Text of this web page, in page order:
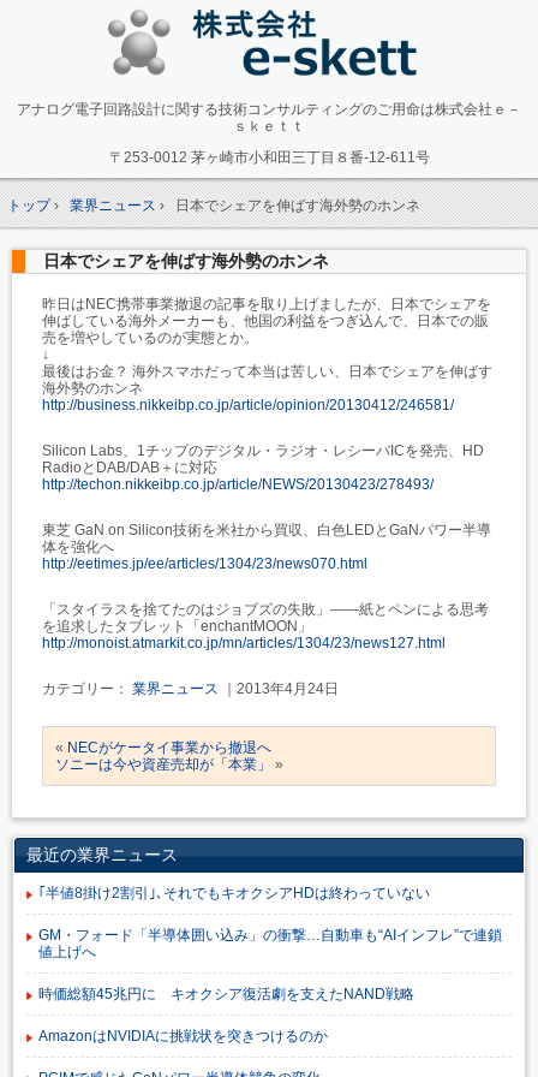
アナログ電子回路設計に関する技術コンサルティングのご用命は株式会社ｅ－
ｓｋｅｔｔ
〒253-0012 茅ヶ崎市小和田三丁目８番-12-611号
トップ› 業界ニュース› 日本でシェアを伸ばす海外勢のホンネ
日本でシェアを伸ばす海外勢のホンネ
昨日はNEC携帯事業撤退の記事を取り上げましたが、日本でシェアを
伸ばしている海外メーカーも、他国の利益をつぎ込んで、日本での販
売を増やしているのが実態とか。
↓
最後はお金？ 海外スマホだって本当は苦しい、日本でシェアを伸ばす
海外勢のホンネ
http://business.nikkeibp.co.jp/article/opinion/20130412/246581/
Silicon Labs、1チップのデジタル・ラジオ・レシーバICを発売、HD
RadioとDAB/DAB＋に対応
http://techon.nikkeibp.co.jp/article/NEWS/20130423/278493/
東芝 GaN on Silicon技術を米社から買収、白色LEDとGaNパワー半導
体を強化へ
http://eetimes.jp/ee/articles/1304/23/news070.html
「スタイラスを捨てたのはジョブズの失敗」――紙とペンによる思考
を追求したタブレット「enchantMOON」
http://monoist.atmarkit.co.jp/mn/articles/1304/23/news127.html
カテゴリー： 業界ニュース ｜2013年4月24日
« NECがケータイ事業から撤退へ
ソニーは今や資産売却が「本業」
»
最近の業界ニュース
｢半値8掛け2割引｣､それでもキオクシアHDは終わっていない
GM・フォード「半導体囲い込み」の衝撃…自動車も“AIインフレ”で連鎖
値上げへ
時価総額45兆円に キオクシア復活劇を支えたNAND戦略
AmazonはNVIDIAに挑戦状を突きつけるのか